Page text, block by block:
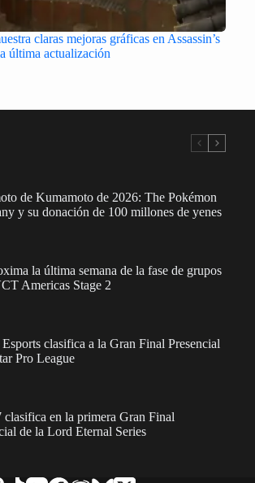
claras mejoras gráficas en Assassin’s
última actualización
de Kumamoto de 2026: The Pokémon
y su donación de 100 millones de yenes
la última semana de la fase de grupos
Americas Stage 2
clasifica a la Gran Final Presencial
Pro League
clasifica en la primera Gran Final
de la Lord Eternal Series